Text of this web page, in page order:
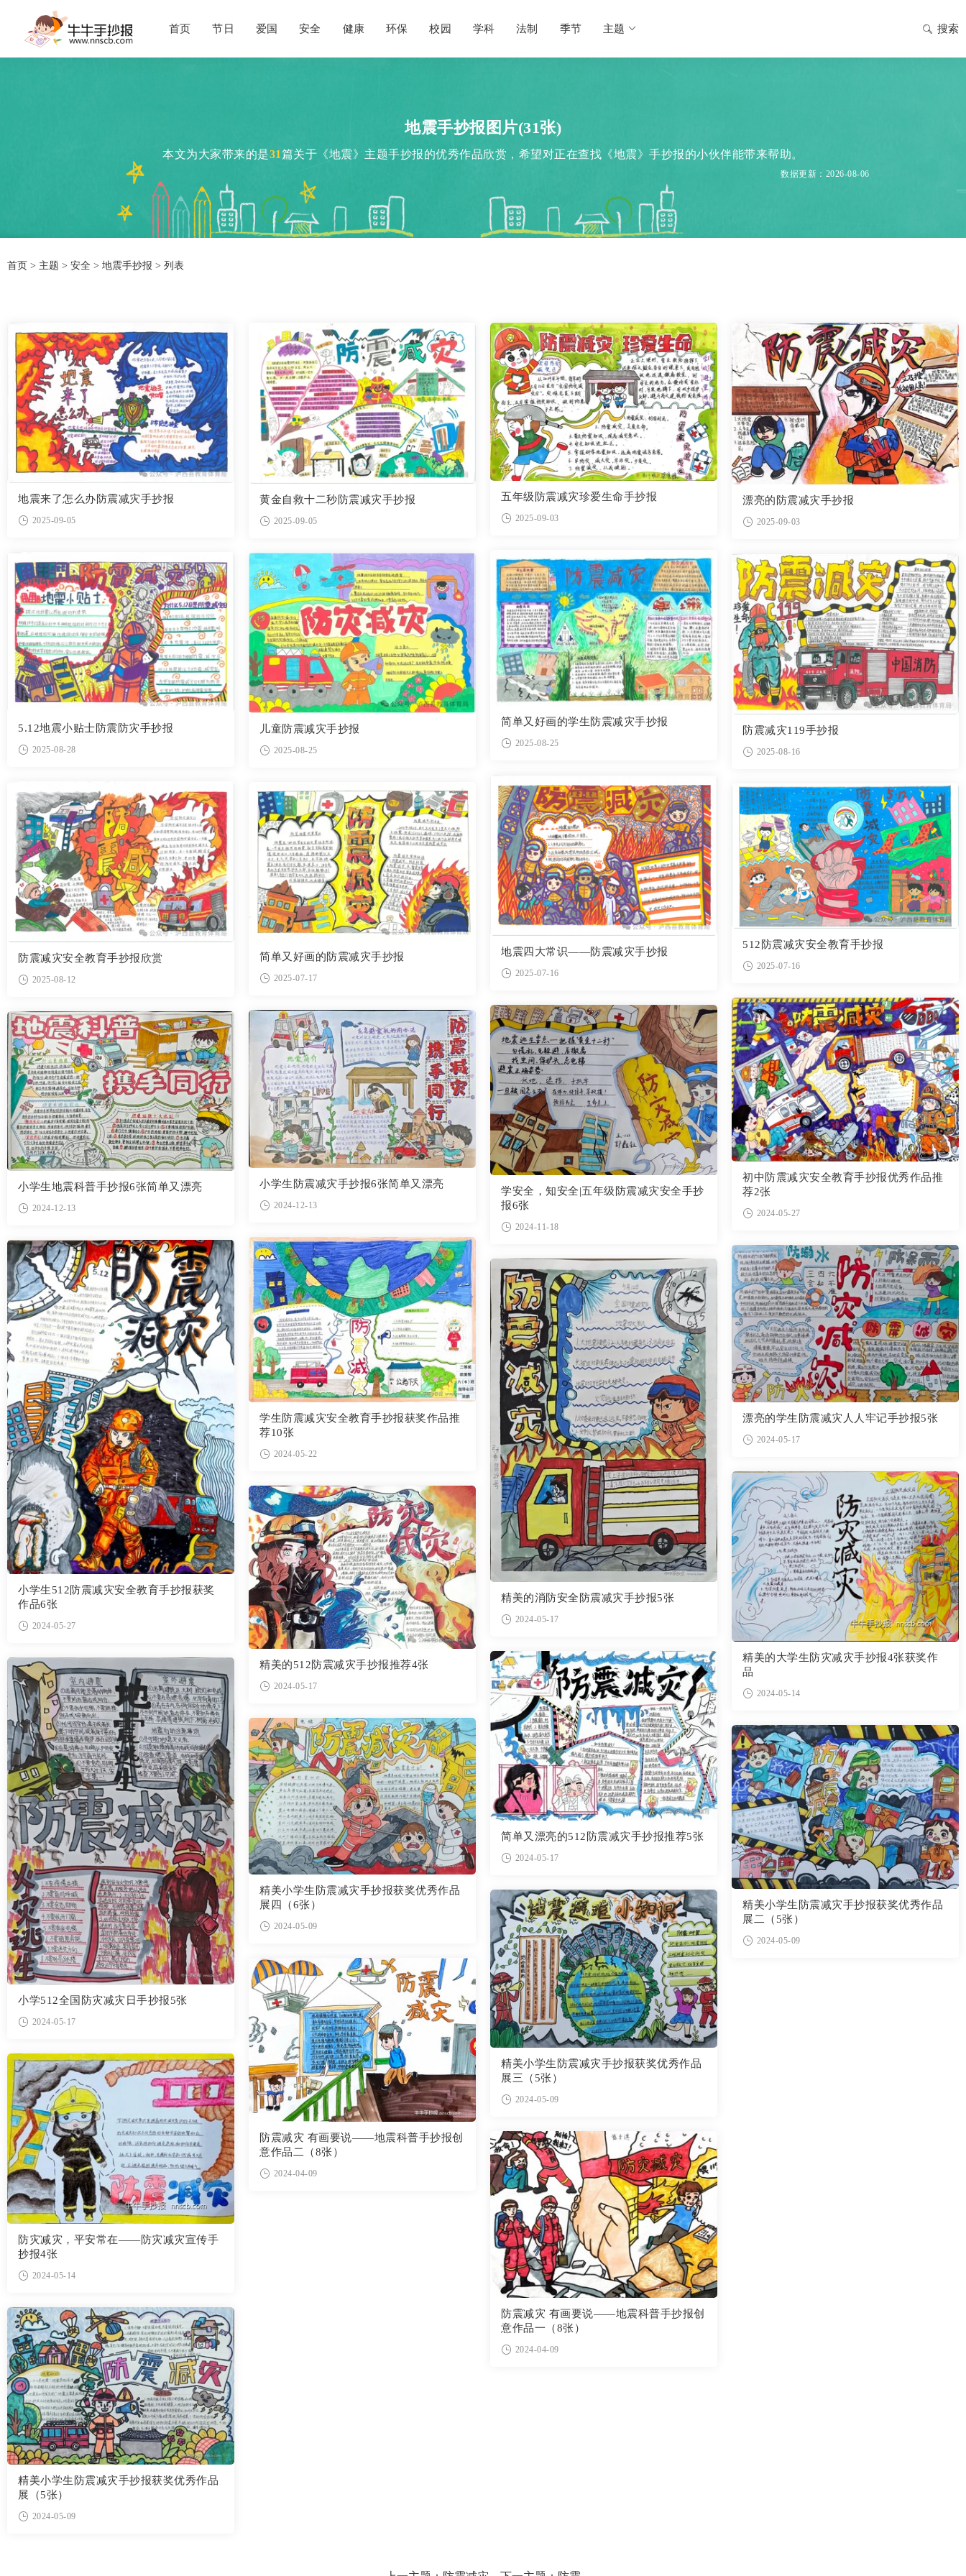
首页 节日 爱国 安全 健康 环保 校园 学科 法制 季节 主题 搜索
地震手抄报图片(31张)
本文为大家带来的是31篇关于《地震》主题手抄报的优秀作品欣赏，希望对正在查找《地震》手抄报的小伙伴能带来帮助。
数据更新：2026-08-06
首页 > 主题 > 安全 > 地震手抄报 > 列表
地震来了怎么办防震减灾手抄报
2025-09-05
5.12地震小贴士防震防灾手抄报
2025-08-28
防震减灾安全教育手抄报欣赏
2025-08-12
小学生地震科普手抄报6张简单又漂亮
2024-12-13
小学生512防震减灾安全教育手抄报获奖
作品6张
2024-05-27
小学512全国防灾减灾日手抄报5张
2024-05-17
防灾减灾，平安常在——防灾减灾宣传手
抄报4张
2024-05-14
精美小学生防震减灾手抄报获奖优秀作品
展（5张）
2024-05-09
黄金自救十二秒防震减灾手抄报
2025-09-05
儿童防震减灾手抄报
2025-08-25
简单又好画的防震减灾手抄报
2025-07-17
小学生防震减灾手抄报6张简单又漂亮
2024-12-13
学生防震减灾安全教育手抄报获奖作品推
荐10张
2024-05-22
精美的512防震减灾手抄报推荐4张
2024-05-17
精美小学生防震减灾手抄报获奖优秀作品
展四（6张）
2024-05-09
防震减灾 有画要说——地震科普手抄报创
意作品二（8张）
2024-04-09
五年级防震减灾珍爱生命手抄报
2025-09-03
简单又好画的学生防震减灾手抄报
2025-08-25
地震四大常识——防震减灾手抄报
2025-07-16
学安全，知安全|五年级防震减灾安全手抄
报6张
2024-11-18
精美的消防安全防震减灾手抄报5张
2024-05-17
简单又漂亮的512防震减灾手抄报推荐5张
2024-05-17
精美小学生防震减灾手抄报获奖优秀作品
展三（5张）
2024-05-09
防震减灾 有画要说——地震科普手抄报创
意作品一（8张）
2024-04-09
漂亮的防震减灾手抄报
2025-09-03
防震减灾119手抄报
2025-08-16
512防震减灾安全教育手抄报
2025-07-16
初中防震减灾安全教育手抄报优秀作品推
荐2张
2024-05-27
漂亮的学生防震减灾人人牢记手抄报5张
2024-05-17
精美的大学生防灾减灾手抄报4张获奖作
品
2024-05-14
精美小学生防震减灾手抄报获奖优秀作品
展二（5张）
2024-05-09